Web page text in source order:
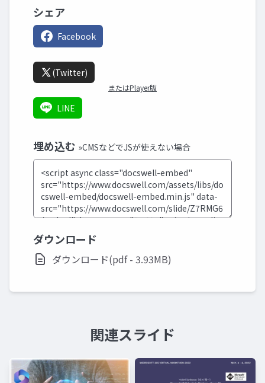
シェア
Facebook
(Twitter)
またはPlayer版
LINE
埋め込む »CMSなどでJSが使えない場合
ダウンロード
ダウンロード(pdf - 3.93MB)
関連スライド